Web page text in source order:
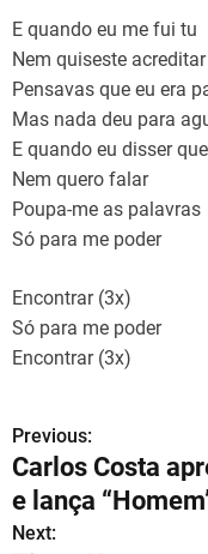
E quando eu me fui tu
Nem quiseste acreditar
Pensavas que eu era
Mas nada deu para
E quando eu disser que
Nem quero falar
Poupa-me as palavras
Só para me poder
Encontrar (3x)
Só para me poder
Encontrar (3x)
N
a
v
Previous:
Carlos Costa
e lança
Next: